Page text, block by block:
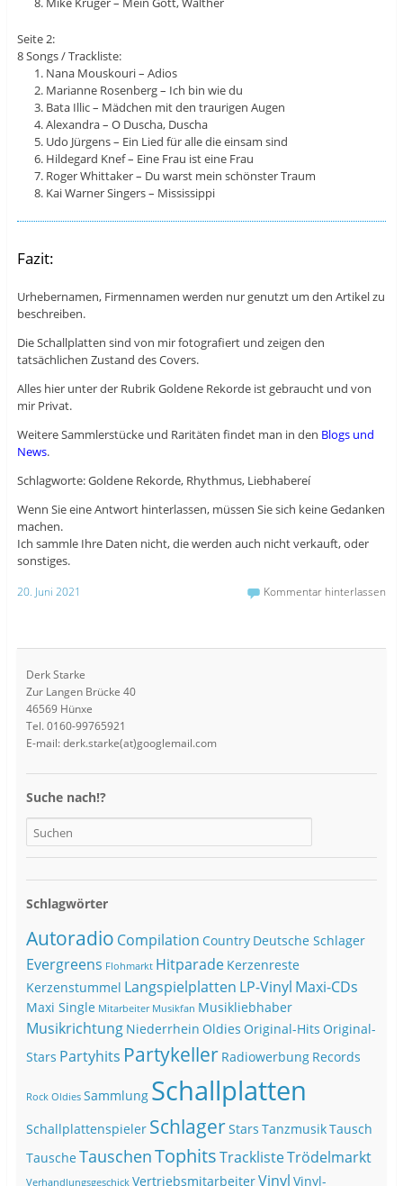
Seite 2:
8 Songs / Trackliste:
Nana Mouskouri – Adios
Marianne Rosenberg – Ich bin wie du
Bata Illic – Mädchen mit den traurigen Augen
Alexandra – O Duscha, Duscha
Udo Jürgens – Ein Lied für alle die einsam sind
Hildegard Knef – Eine Frau ist eine Frau
Roger Whittaker – Du warst mein schönster Traum
Kai Warner Singers – Mississippi
Fazit:
Urhebernamen, Firmennamen werden nur genutzt um den Artikel zu
beschreiben.
Die Schallplatten sind von mir fotografiert und zeigen den
tatsächlichen Zustand des Covers.
Alles hier unter der Rubrik Goldene Rekorde ist gebraucht und von
mir Privat.
Weitere Sammlerstücke und Raritäten findet man in den Blogs und
News.
Schlagworte: Goldene Rekorde, Rhythmus, Liebhabereí
Wenn Sie eine Antwort hinterlassen, müssen Sie sich keine Gedanken
machen.
Ich sammle Ihre Daten nicht, die werden auch nicht verkauft, oder
sonstiges.
20. Juni 2021 Kommentar hinterlassen
Derk Starke
Zur Langen Brücke 40
46569 Hünxe
Tel. 0160-99765921
E-mail: derk.starke(at)googlemail.com
Suche nach!?
Schlagwörter
Autoradio Compilation Country Deutsche Schlager
Evergreens Flohmarkt Hitparade Kerzenreste
Kerzenstummel Langspielplatten LP-Vinyl Maxi-CDs
Maxi Single Mitarbeiter Musikfan Musikliebhaber
Musikrichtung Niederrhein Oldies Original-Hits Original-
Stars Partyhits Partykeller Radiowerbung Records
Rock Oldies Sammlung Schallplatten
Schallplattenspieler SchlagerStars TanzmusikTausch
TauscheTauschenTophitsTracklisteTrödelmarkt
Verhandlungsgeschick VertriebsmitarbeiterVinyl Vinyl-